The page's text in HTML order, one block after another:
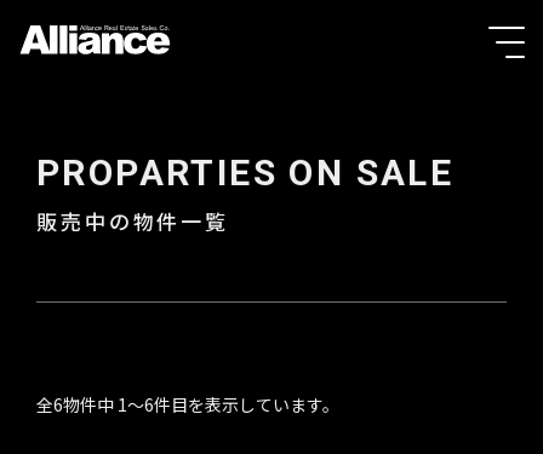
PROPARTIES ON SALE
販売中の物件一覧
全6物件中 1〜6件目を表示しています。